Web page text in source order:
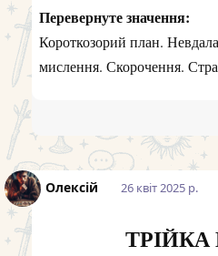
Перевернуте значення:
Короткозорий план.
мислення. Скорочення.
Олексій 26 квiт 2025 р.
ТРІЙКА